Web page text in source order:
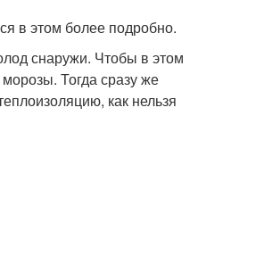
в этом более подробно.
снаружи. Чтобы в этом
Тогда сразу же
как нельзя